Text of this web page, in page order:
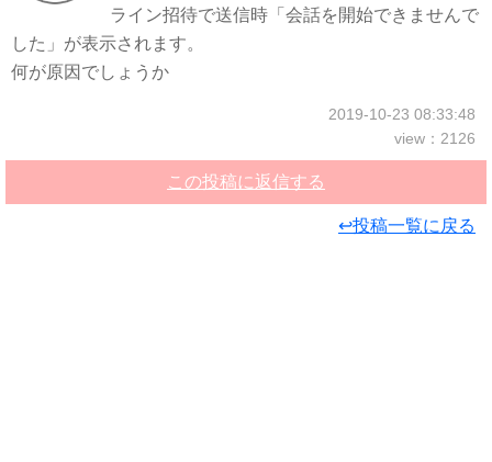
ライン招待で送信時「会話を開始できませんで
した」が表示されます。
何が原因でしょうか
2019-10-23 08:33:48
view：2126
この投稿に返信する
↩投稿一覧に戻る